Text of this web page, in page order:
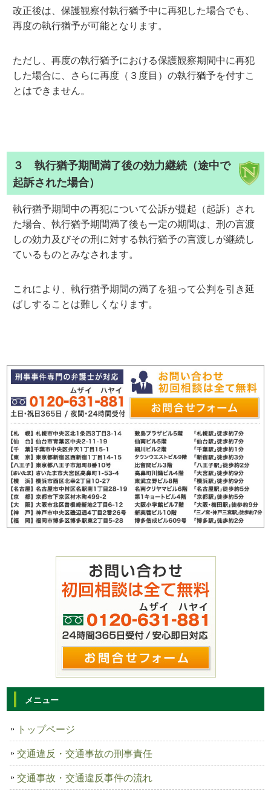
改正後は、保護観察付執行猶予中に再犯した場合でも、
再度の執行猶予が可能となります。
ただし、再度の執行猶予における保護観察期間中に再犯
した場合に、さらに再度（３度目）の執行猶予を付すこ
とはできません。
３ 執行猶予期間満了後の効力継続（途中で
起訴された場合）
執行猶予期間中の再犯について公訴が提起（起訴）され
た場合、執行猶予期間満了後も一定の期間は、刑の言渡
しの効力及びその刑に対する執行猶予の言渡しが継続し
ているものとみなされます。
これにより、執行猶予期間の満了を狙って公判を引き延
ばしすることは難しくなります。
メニュー
トップページ
交通違反・交通事故の刑事責任
交通事故・交通違反事件の流れ